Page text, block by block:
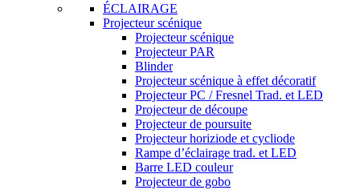
ÉCLAIRAGE
Projecteur scénique
Projecteur scénique
Projecteur PAR
Blinder
Projecteur scénique à effet décoratif
Projecteur PC / Fresnel Trad. et LED
Projecteur de découpe
Projecteur de poursuite
Projecteur horiziode et cycliode
Rampe d’éclairage trad. et LED
Barre LED couleur
Projecteur de gobo